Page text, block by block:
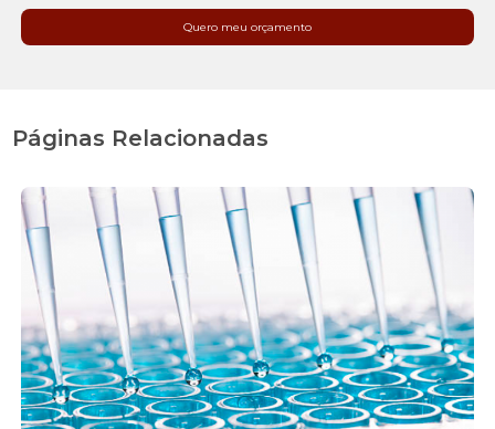
Quero meu orçamento
Páginas Relacionadas